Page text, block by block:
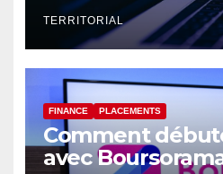
TERRITORIAL
FINANCE PLACEMENTS
Comment
avec